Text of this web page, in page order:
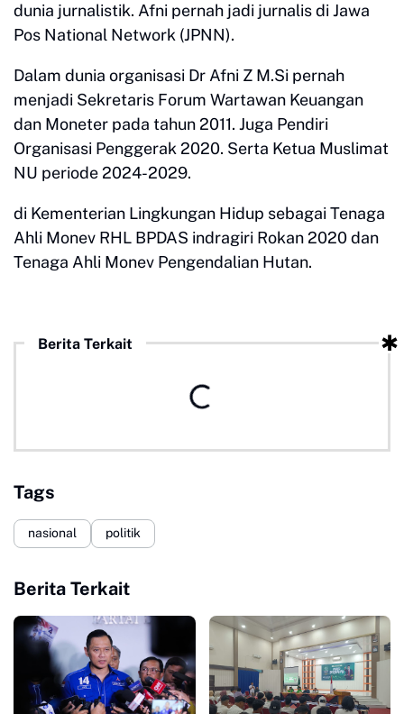
dunia jurnalistik. Afni pernah jadi jurnalis di Jawa
Pos National Network (JPNN).
Dalam dunia organisasi Dr Afni Z M.Si pernah
menjadi Sekretaris Forum Wartawan Keuangan
dan Moneter pada tahun 2011. Juga Pendiri
Organisasi Penggerak 2020. Serta Ketua Muslimat
NU periode 2024-2029.
di Kementerian Lingkungan Hidup sebagai Tenaga
Ahli Monev RHL BPDAS indragiri Rokan 2020 dan
Tenaga Ahli Monev Pengendalian Hutan.
Berita Terkait
Tags
nasional politik
Berita Terkait